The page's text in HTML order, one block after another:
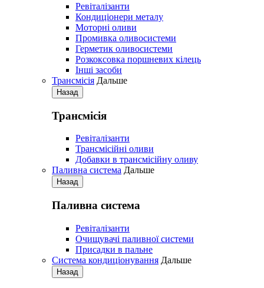
Ревіталізанти
Кондиціонери металу
Моторні оливи
Промивка оливосистеми
Герметик оливосистеми
Розкоксовка поршневих кілець
Iнші засоби
Трансмісія Дальше
Назад
Трансмісія
Ревіталізанти
Трансмісійні оливи
Добавки в трансмісійну оливу
Паливна система Дальше
Назад
Паливна система
Ревіталізанти
Очищувачі паливної системи
Присадки в пальне
Система кондиціонування Дальше
Назад